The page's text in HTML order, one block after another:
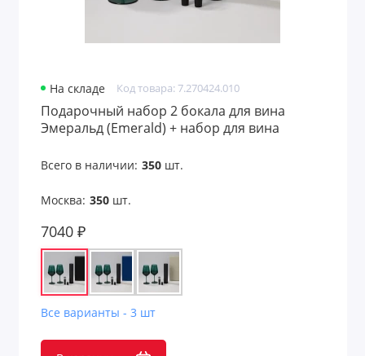
Письменные наборы
Пляжные наборы
Подарочные наборы
Подарочные наборы welcome pack
Подарочные наборы детям
Подарочные наборы для детей
Подарочные наборы для дома
Подарочные наборы для женщин
На складе Код товара: 7.270424.010
Подарочный набор 2 бокала для вина
Эмеральд (Emerald) + набор для вина
Всего в наличии: 350шт.
Москва: 350шт.
7040 ₽
Все варианты - 3 шт